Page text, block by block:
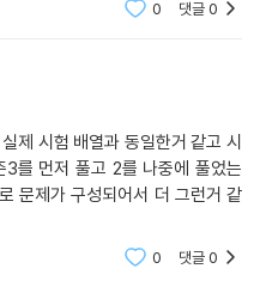
0 댓글0
제 시험 배열과 동일한거 같고 시
를 먼저 풀고 2를 나중에 풀었는
문제가 구성되어서 더 그런거 같
0 댓글0